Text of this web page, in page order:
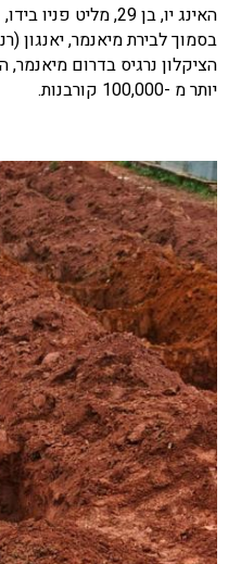
האינג יו, בן 29,
הציקלון נרגיס בדרום מיאנמר,
יותר מ -100,000 קורבנות.